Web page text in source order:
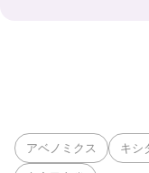
アベノミクス キシ